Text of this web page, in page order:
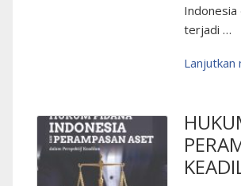
terjadi …